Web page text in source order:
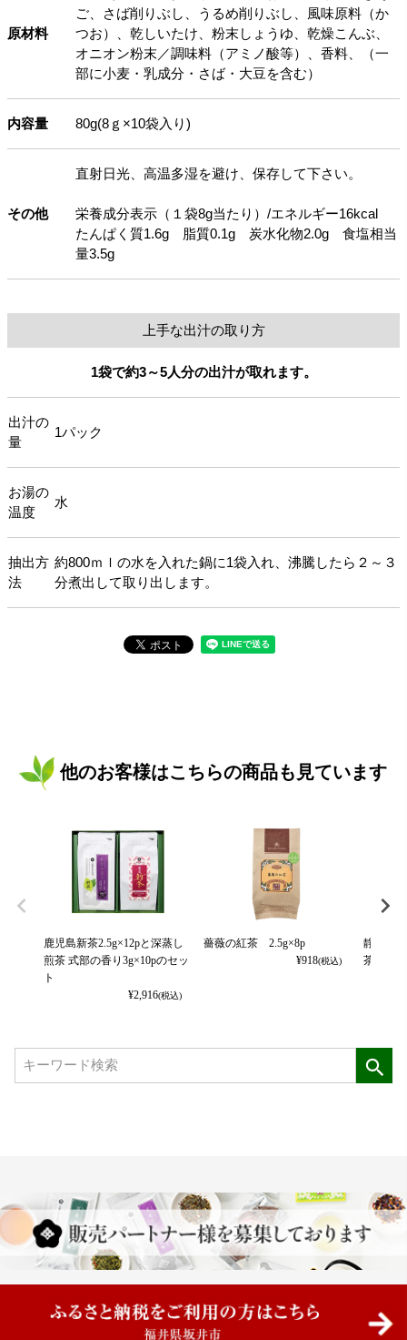
原材料
ご、さば削りぶし、うるめ削りぶし、風味原料（か
つお）、乾しいたけ、粉末しょうゆ、乾燥こんぶ、
オニオン粉末／調味料（アミノ酸等）、香料、（一
部に小麦・乳成分・さば・大豆を含む）
内容量 80g(8ｇ×10袋入り)
その他
直射日光、高温多湿を避け、保存して下さい。
栄養成分表示（１袋8g当たり）/エネルギー16kcal
たんぱく質1.6g 脂質0.1g 炭水化物2.0g 食塩相当
量3.5g
上手な出汁の取り方
1袋で約3～5人分の出汁が取れます。
出汁の
量
1パック
お湯の
温度
水
抽出方
法
約800ｍｌの水を入れた鍋に1袋入れ、沸騰したら２～３
分煮出して取り出します。
他のお客様はこちらの商品も見ています
鹿児島新茶2.5g×12pと深蒸し
煎茶 式部の香り3g×10pのセッ
ト
¥2,916(税込)
薔薇の紅茶 2.5g×8p
¥918(税込)
静岡新
茶 万葉